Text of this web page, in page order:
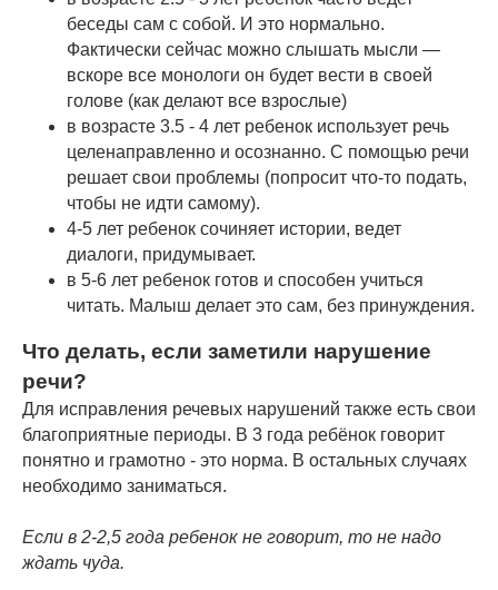
беседы сам с собой. И это нормально.
Фактически сейчас можно слышать мысли —
вскоре все монологи он будет вести в своей
голове (как делают все взрослые)
в возрасте 3.5 - 4 лет ребенок использует речь
целенаправленно и осознанно. С помощью речи
решает свои проблемы (попросит что-то подать,
чтобы не идти самому).
4-5 лет ребенок сочиняет истории, ведет
диалоги, придумывает.
в 5-6 лет ребенок готов и способен учиться
читать. Малыш делает это сам, без принуждения.
Что делать, если заметили нарушение
речи?
Для исправления речевых нарушений также есть свои
благоприятные периоды. В 3 года ребёнок говорит
понятно и грамотно - это норма. В остальных случаях
необходимо заниматься.
Если в 2-2,5 года ребенок не говорит, то не надо
ждать чуда.